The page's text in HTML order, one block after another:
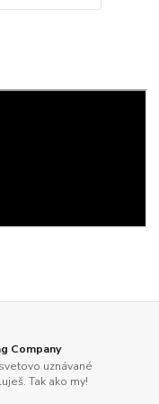
Company
uznávané
Tak ako my!